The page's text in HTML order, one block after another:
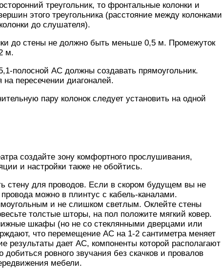
треугольник, то фронтальные колонки и
этого треугольника (расстояние между колонками
до слушателя).
до стены не должно быть меньше 0,5 м. Промежуток
м.
полосной АС должны создавать прямоугольник.
пересечении диагоналей.
пару колонок следует установить на одной
создайте зону комфортного прослушивания,
и настройки также не обойтись.
стену для проводов. Если в скором будущем вы не
можно в плинтус с кабель-каналами.
и не слишком светлым. Оклейте стены
толстые шторы, на пол положите мягкий ковер.
шкафы (но не со стеклянными дверцами или
что перемещение АС на 1-2 сантиметра меняет
результаты дает АС, компоненты которой располагают
ровного звучания без скачков и провалов
мебели.